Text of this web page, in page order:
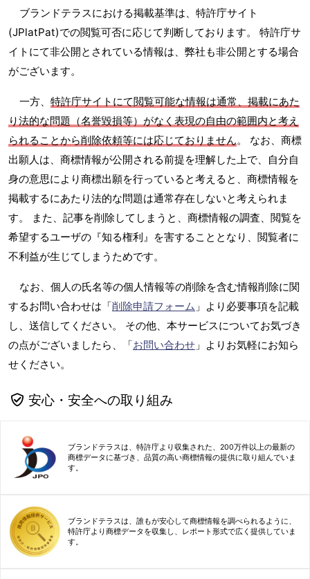
ブランドテラスにおける掲載基準は、特許庁サイト
(JPlatPat)での閲覧可否に応じて判断しております。 特許庁サ
イトにて非公開とされている情報は、弊社も非公開とする場合
がございます。
一方、 特許庁サイトにて閲覧可能な情報は通常、掲載にあた
り法的な問題（名誉毀損等）がなく表現の自由の範囲内と考え
られることから削除依頼等には応じておりません。 なお、商標
出願人は、商標情報が公開される前提を理解した上で、自分自
身の意思により商標出願を行っていると考えると、商標情報を
掲載するにあたり法的な問題は通常存在しないと考えられま
す。 また、記事を削除してしまうと、商標情報の調査、閲覧を
希望するユーザの『知る権利』を害することとなり、閲覧者に
不利益が生じてしまうためです。
なお、個人の氏名等の個人情報等の削除を含む情報削除に関
するお問い合わせは「削除申請フォーム 」より必要事項を記載
し、送信してください。 その他、本サービスについてお気づき
の点がございましたら、「お問い合わせ 」よりお気軽にお知ら
せください。
安心・安全への取り組み
ブランドテラスは、特許庁より収集された、200万件以上の最新の
商標データに基づき、品質の高い商標情報の提供に取り組んでいま
す。
ブランドテラスは、誰もが安心して商標情報を調べられるように、
特許庁より商標データを収集し、レポート形式で広く提供していま
す。